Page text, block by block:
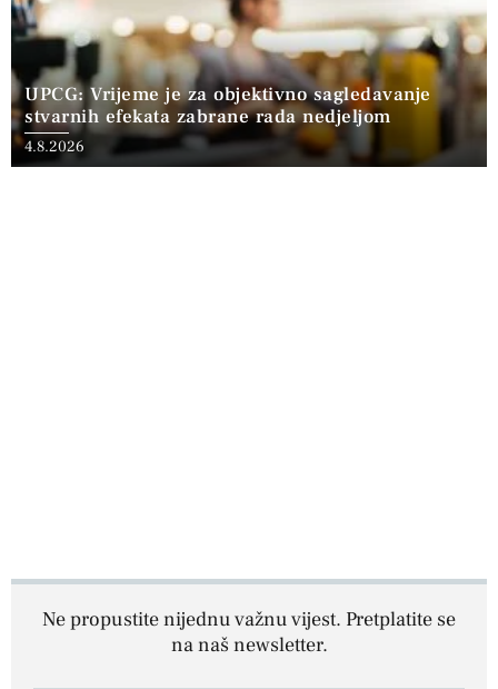
UPCG: Vrijeme je za objektivno sagledavanje
stvarnih efekata zabrane rada nedjeljom
4.8.2026
Ne propustite nijednu važnu vijest. Pretplatite se
na naš newsletter.